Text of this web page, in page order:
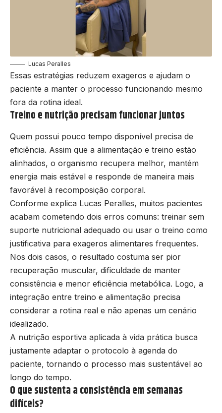
Lucas Peralles
Essas estratégias reduzem exageros e ajudam o
paciente a manter o processo funcionando mesmo
fora da rotina ideal.
Treino e nutrição precisam funcionar juntos
Quem possui pouco tempo disponível precisa de
eficiência. Assim que a alimentação e treino estão
alinhados, o organismo recupera melhor, mantém
energia mais estável e responde de maneira mais
favorável à recomposição corporal.
Conforme explica Lucas Peralles, muitos pacientes
acabam cometendo dois erros comuns: treinar sem
suporte nutricional adequado ou usar o treino como
justificativa para exageros alimentares frequentes.
Nos dois casos, o resultado costuma ser pior
recuperação muscular, dificuldade de manter
consistência e menor eficiência metabólica. Logo, a
integração entre treino e alimentação precisa
considerar a rotina real e não apenas um cenário
idealizado.
A nutrição esportiva aplicada à vida prática busca
justamente adaptar o protocolo à agenda do
paciente, tornando o processo mais sustentável ao
longo do tempo.
O que sustenta a consistência em semanas
difíceis?